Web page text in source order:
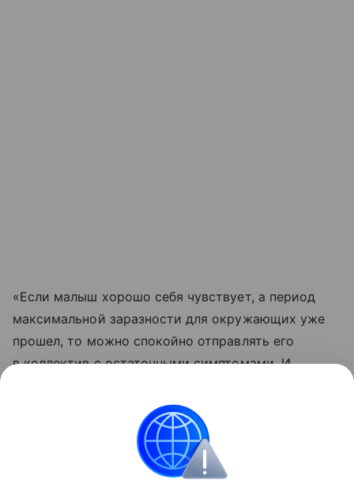
«Если малыш хорошо себя чувствует, а период
максимальной заразности для окружающих уже
прошел, то можно спокойно отправлять его
в коллектив с остаточными симптомами. И,
побегать, пойти на занятия физкультурой», —
добавила Сергеева.